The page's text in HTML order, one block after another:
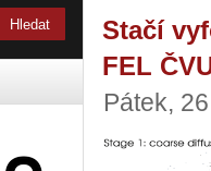
Stačí
FEL
Pátek,